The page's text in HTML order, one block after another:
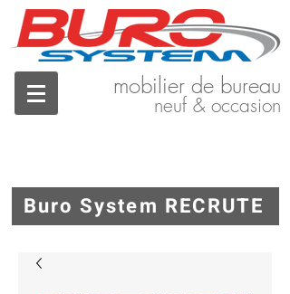
mobilier de bureau
neuf & occasion
Buro System RECRUTE